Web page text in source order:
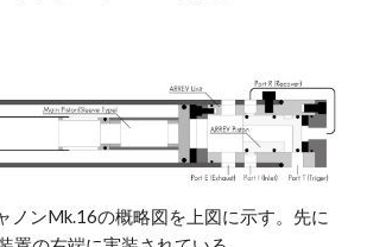
ノンMk.16の概略図を上図に示す。先に